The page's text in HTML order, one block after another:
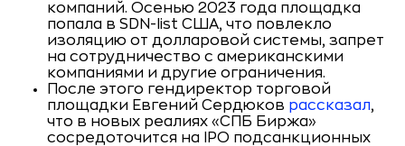
компаний. Осенью 2023 года площадка
попала в SDN-list США, что повлекло
изоляцию от долларовой системы, запрет
на сотрудничество с американскими
компаниями и другие ограничения.
После этого гендиректор торговой
площадки Евгений Сердюков рассказал,
что в новых реалиях «СПБ Биржа»
сосредоточится на IPO подсанкционных